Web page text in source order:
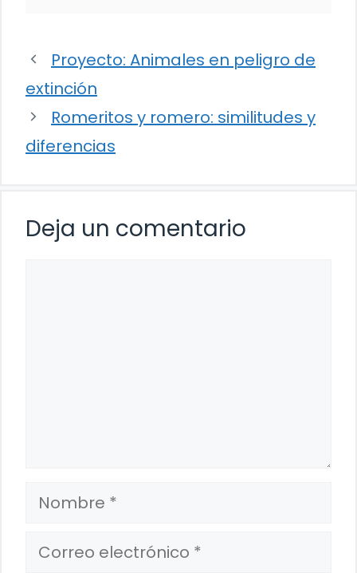
Proyecto: Animales en peligro de
extinción
Romeritos y romero: similitudes y
diferencias
Deja un comentario
Nombre
Correo
electrónico